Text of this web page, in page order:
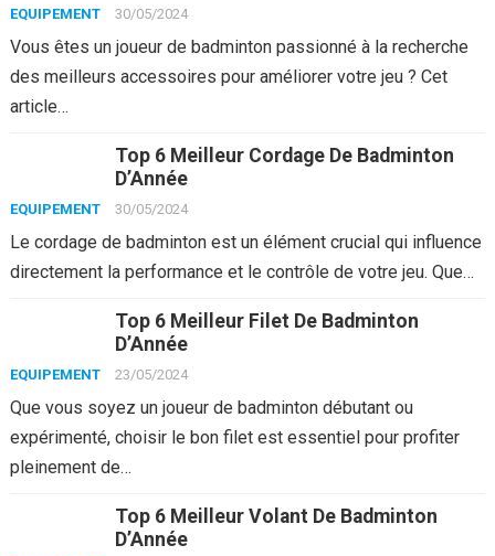
EQUIPEMENT 30/05/2024
Vous êtes un joueur de badminton passionné à la recherche
des meilleurs accessoires pour améliorer votre jeu ? Cet
article…
Top 6 Meilleur Cordage De Badminton
D’Année
EQUIPEMENT 30/05/2024
Le cordage de badminton est un élément crucial qui influence
directement la performance et le contrôle de votre jeu. Que…
Top 6 Meilleur Filet De Badminton
D’Année
EQUIPEMENT 23/05/2024
Que vous soyez un joueur de badminton débutant ou
expérimenté, choisir le bon filet est essentiel pour profiter
pleinement de…
Top 6 Meilleur Volant De Badminton
D’Année